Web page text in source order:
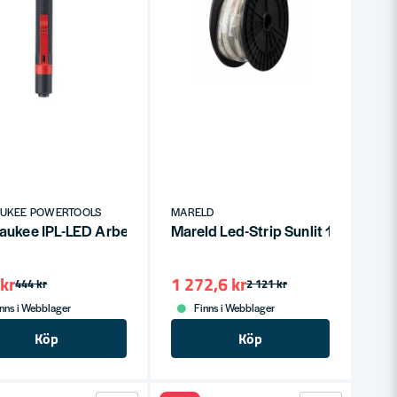
arbetsbelysning
POWERTOOLS
IPL-LED Arbetsbelysning Ficklampa 100 lumens
444 kr
i Webblager
Köp
MARELD
Mareld Led-Strip Sunlit 10m
2 121 kr
1 272,6 kr
Finns i Webblager
Köp